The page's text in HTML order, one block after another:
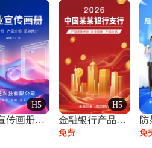
H5
企业宣传画册公司简介产品介绍业务宣传手册
H5
金融银行产品宣传手册企业宣传产品介绍
免费
防
免